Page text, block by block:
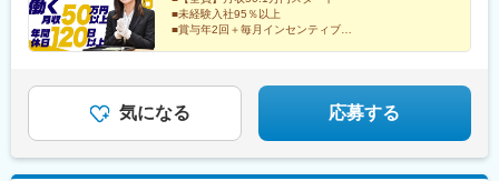
旅行気分で♪》出張先では、チームで現地のグルメを味わったり、
観光地を巡ったり。旅気分でリフレッシュしながら働いていま
す！
■未経験入社95％以上
■賞与年2回＋毎月インセンティブ
気になる 応募する